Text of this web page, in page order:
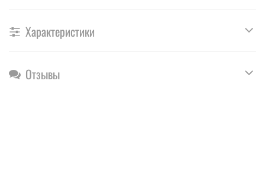
Характеристики
Отзывы